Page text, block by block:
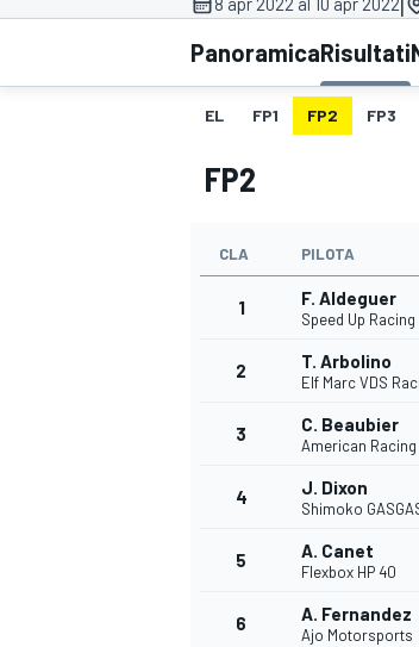
MOTOGP
PanoramicaRisultati
EL FP1 FP2 FP3
FP2
CLA PILOTA
1 F. Aldeguer
Speed Up Racing
2 T. Arbolino
Elf Marc VDS
3 C. Beaubier
American Racing
4 J. Dixon
Shimoko
5 A. Canet
Flexbox HP 40
6 A. Fernandez
Ajo Motorsports